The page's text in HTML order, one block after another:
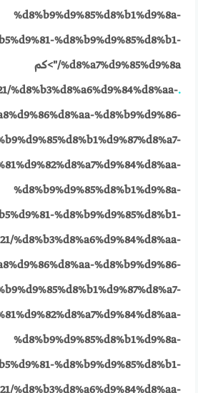
%d8%b9%d9%85%d8%b1%d9%8a-
%d8%b9%d9%85%d8%b1-
%d8%a7%d9%85%d9%8a/">كم
.
%d8%b3%d8%a6%d9%84%d8%aa-
%d8%b9%d9%86-
%d8%b9%d9%85%d8%b1%d9%8a-
%d8%b9%d9%85%d8%b1-
%d8%b3%d8%a6%d9%84%d8%aa-
%d8%b9%d9%86-
%d8%b9%d9%85%d8%b1%d9%8a-
%d8%b9%d9%85%d8%b1-
%d8%b3%d8%a6%d9%84%d8%aa-